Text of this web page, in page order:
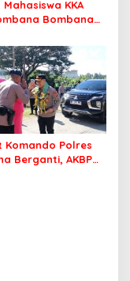
KKA
Bombana
Komando Polres
Berganti, AKBP